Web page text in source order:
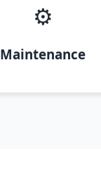
⚙️
Maintenance